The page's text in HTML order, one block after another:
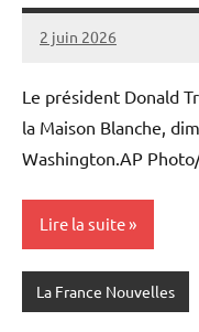
2 juin 2026
Admins
Le président Donald
la Maison Blanche,
Washington.AP
Lire la suite
La France Nouvelles